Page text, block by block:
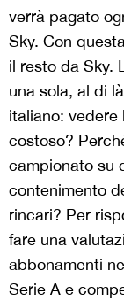
verrà pagato
Sky. Con
il resto da Sky.
una sola, al di
italiano:
costoso?
campionato su
contenimento
rincari? Per
fare una
abbonamenti
Serie A e